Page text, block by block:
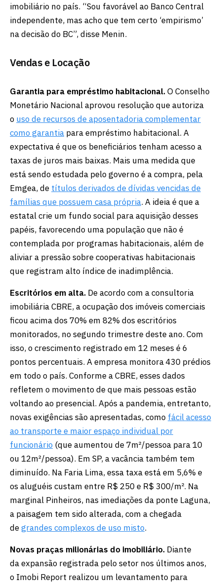
imobiliário no país. “Sou favorável ao Banco Central
independente, mas acho que tem certo ‘empirismo’
na decisão do BC”, disse Menin.
Vendas e Locação
Garantia para empréstimo habitacional.O Conselho
Monetário Nacional aprovou resolução que autoriza
o uso de recursos de aposentadoria complementar
como garantia para empréstimo habitacional. A
expectativa é que os beneficiários tenham acesso a
taxas de juros mais baixas. Mais uma medida que
está sendo estudada pelo governo é a compra, pela
Emgea, de títulos derivados de dívidas vencidas de
famílias que possuem casa própria. A ideia é que a
estatal crie um fundo social para aquisição desses
papéis, favorecendo uma população que não é
contemplada por programas habitacionais, além de
aliviar a pressão sobre cooperativas habitacionais
que registram alto índice de inadimplência.
Escritórios em alta. De acordo com a consultoria
imobiliária CBRE, a ocupação dos imóveis comerciais
ficou acima dos 70% em 82% dos escritórios
monitorados, no segundo trimestre deste ano. Com
isso, o crescimento registrado em 12 meses é 6
pontos percentuais. A empresa monitora 430 prédios
em todo o país. Conforme a CBRE, esses dados
refletem o movimento de que mais pessoas estão
voltando ao presencial. Após a pandemia, entretanto,
novas exigências são apresentadas, como fácil acesso
ao transporte e maior espaço individual por
funcionário (que aumentou de 7m²/pessoa para 10
ou 12m²/pessoa). Em SP, a vacância também tem
diminuído. Na Faria Lima, essa taxa está em 5,6% e
os aluguéis custam entre R$ 250 e R$ 300/m². Na
marginal Pinheiros, nas imediações da ponte Laguna,
a paisagem tem sido alterada, com a chegada
degrandes complexos de uso misto.
Novas praças milionárias do imobiliário. Diante
da expansão registrada pelo setor nos últimos anos,
o Imobi Report realizou um levantamento para